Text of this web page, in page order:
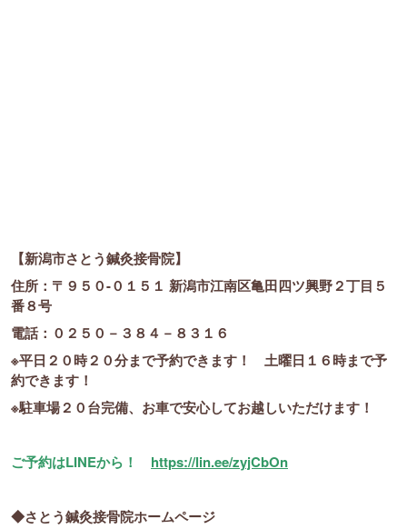
【新潟市さとう鍼灸接骨院】
住所：〒９５０-０１５１ 新潟市江南区亀田四ツ興野２丁目５
番８号
電話：０２５０－３８４－８３１６
※平日２０時２０分まで予約できます！ 土曜日１６時まで予
約できます！
※駐車場２０台完備、お車で安心してお越しいただけます！
ご予約はLINEから！ https://lin.ee/zyjCbOn
◆さとう鍼灸接骨院ホームページ